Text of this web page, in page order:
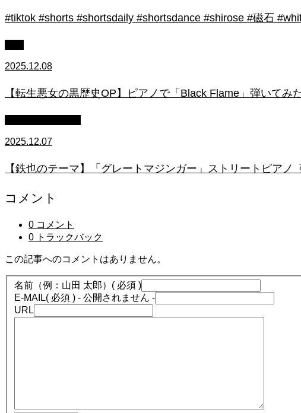
#tiktok #shorts #shortsdaily #shortsdance #shirose #磁石
2025.12.08
【転生悪女の黒歴史OP】ピアノで「Black Flame」弾いて
2025.12.07
【鉄也のテーマ】「グレートマジンガー」ストリートピア
コメント
0 コメント
0 トラックバック
この記事へのコメントはありません。
名前（例：山田 太郎） ( 必須 )
E-MAIL( 必須 ) - 公開されません -
URL